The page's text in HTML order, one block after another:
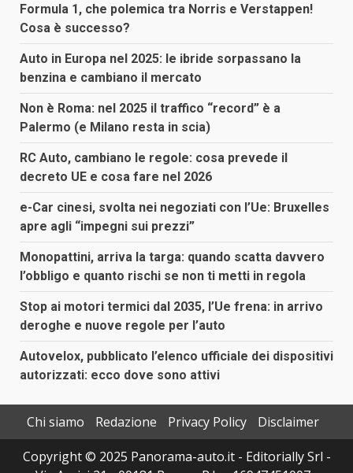
Formula 1, che polemica tra Norris e Verstappen!
Cosa è successo?
Auto in Europa nel 2025: le ibride sorpassano la
benzina e cambiano il mercato
Non è Roma: nel 2025 il traffico “record” è a
Palermo (e Milano resta in scia)
RC Auto, cambiano le regole: cosa prevede il
decreto UE e cosa fare nel 2026
e-Car cinesi, svolta nei negoziati con l’Ue: Bruxelles
apre agli “impegni sui prezzi”
Monopattini, arriva la targa: quando scatta davvero
l’obbligo e quanto rischi se non ti metti in regola
Stop ai motori termici dal 2035, l’Ue frena: in arrivo
deroghe e nuove regole per l’auto
Autovelox, pubblicato l’elenco ufficiale dei dispositivi
autorizzati: ecco dove sono attivi
Chi siamo Redazione Privacy Policy
Disclaimer
Copyright © 2025 Panorama-auto.it - Editorially Srl -